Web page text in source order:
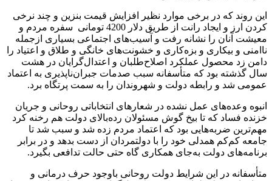
این روند که در برخی موارد نظیر افزایش قیمت بنزین و چند نرخی
کردن ارز و ایجاد رانت از طریق دلار 4200 تومانی سفره مردم و
معیشت آنان را نشانه رفت و آسیب‌های اجتماعی بسیاری ازجمله
ناامنی و بیکاری و بزه‌کاری و خشونت‌های خانگی و طلاق و اعتیاد را
دامن زد محصول عملکرد اصلاح‌طلبان و اعتدال‌گرایان در هشت
سال گذشته بود که متأسفانه سبب صدمات جبران‌ناپذیری به اعتماد
عمومی شد و رابطه دولت و شهروندان را به سمت پرتگاه برد.
انبوه وعده‌های عمل نشده در شعارهای انتخاباتی روحانی و جریان
خزنده فساد که تا بیخ گوش مسئولان رده‌بالای دولت هم رخنه کرد
مهم‌ترین ضربه‌هایی بود که اعتماد مردم زده شد و سبب شد تا
جامعه کم‌کم همدلی خود را با دولتمردان از دست بدهد و در برابر
برنامه‌های دولت به‌جای همکاری گاه حتی حالت تدافعی بگیرد.
متأسفانه در این شرایط دولت روحانی باوجود حرف درمانی و